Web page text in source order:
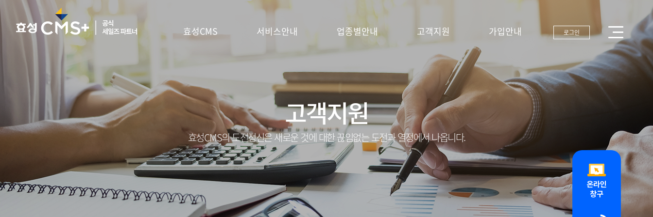
효성CMS 서비스안내 업종별안내 고객지원 가입안내 로그인
고객지원
효성CMS의 도전정신은 새로운 것에 대한 끊임없는 도전과 열정에서 나옵니다.